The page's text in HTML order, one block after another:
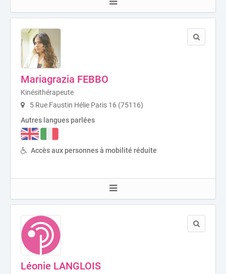
Mariagrazia FEBBO
Kinésithérapeute
5 Rue Faustin Hélie Paris 16 (75116)
Autres langues parlées
Accès aux personnes à mobilité réduite
Léonie LANGLOIS